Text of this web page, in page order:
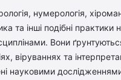
Статті
Думки
нумерологія,
та інші подібні практики
Вони
віруваннях та
науковими